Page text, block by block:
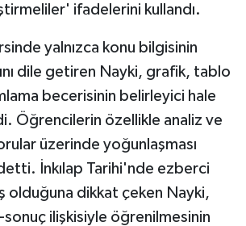
ifadelerini kullandı.
yalnızca konu bilgisinin
dile getiren Nayki, grafik, tablo
becerisinin belirleyici hale
Öğrencilerin özellikle analiz ve
üzerinde yoğunlaşması
İnkılap Tarihi'nde ezberci
olduğuna dikkat çeken Nayki,
sonuç ilişkisiyle öğrenilmesinin